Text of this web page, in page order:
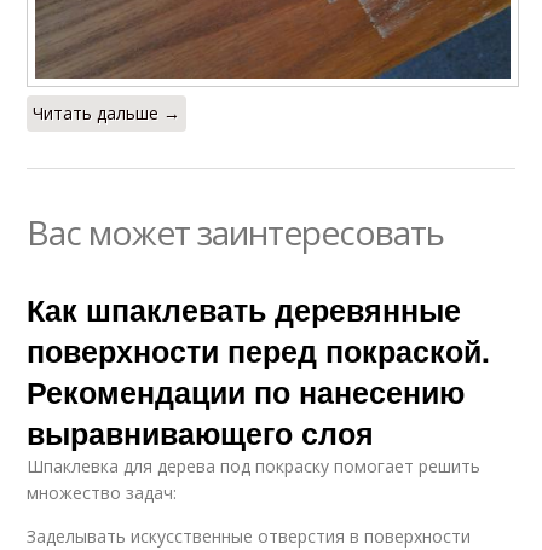
Читать дальше →
Вас может заинтересовать
Как шпаклевать деревянные
поверхности перед покраской.
Рекомендации по нанесению
выравнивающего слоя
Шпаклевка для дерева под покраску помогает решить
множество задач:
Заделывать искусственные отверстия в поверхности